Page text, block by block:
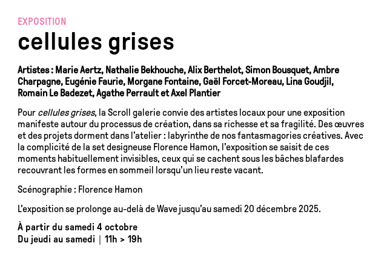
EXPOSITION
cellules grises
Artistes : Marie Aertz, Nathalie Bekhouche, Alix Berthelot, Simon Bousquet, Ambre
Charpagne, Eugénie Faurie, Morgane Fontaine, Gaël Forcet-Moreau, Lina Goudjil,
Romain Le Badezet, Agathe Perrault et Axel Plantier
Pour cellules grises, la Scroll galerie convie des artistes locaux pour une exposition
manifeste autour du processus de création, dans sa richesse et sa fragilité. Des œuvres
et des projets dorment dans l’atelier : labyrinthe de nos fantasmagories créatives. Avec
la complicité de la set designeuse Florence Hamon, l’exposition se saisit de ces
moments habituellement invisibles, ceux qui se cachent sous les bâches blafardes
recouvrant les formes en sommeil lorsqu’un lieu reste vacant.
Scénographie : Florence Hamon
L’exposition se prolonge au-delà de Wave jusqu’au samedi 20 décembre 2025.
À partir du samedi 4 octobre
Du jeudi au samedi｜11h > 19h